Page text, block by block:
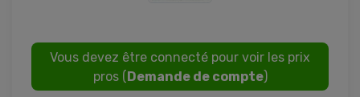
Vous devez être connecté pour voir les prix
pros (Demande de compte)